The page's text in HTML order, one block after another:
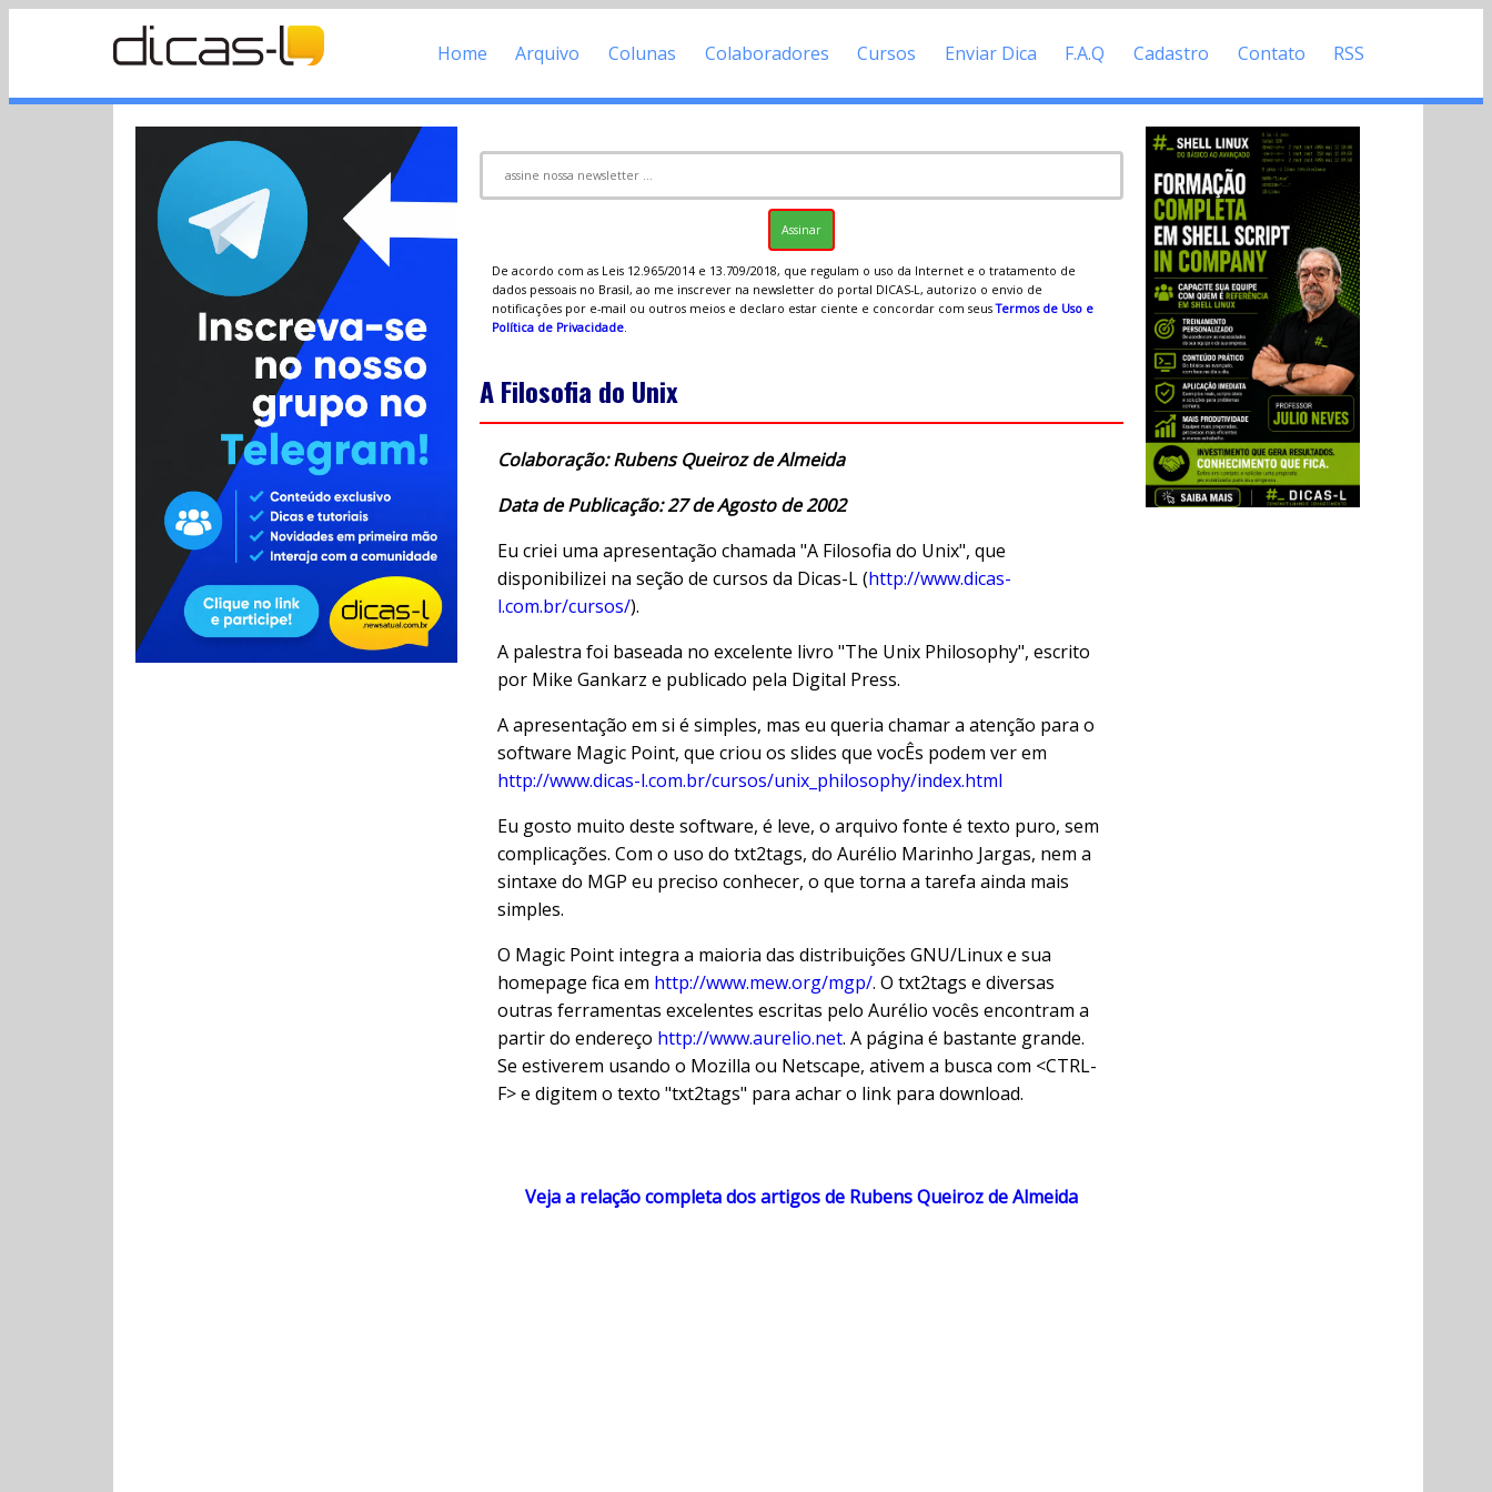
Home Arquivo Colunas Colaboradores Cursos Enviar Dica F.A.Q Cadastro Contato RSS
De acordo com as Leis 12.965/2014 e 13.709/2018, que regulam o uso da Internet e o tratamento de
dados pessoais no Brasil, ao me inscrever na newsletter do portal DICAS-L, autorizo o envio de
notificações por e-mail ou outros meios e declaro estar ciente e concordar com seusTermos de Uso e
Política de Privacidade.
A Filosofia do Unix
Colaboração: Rubens Queiroz de Almeida
Data de Publicação: 27 de Agosto de 2002
Eu criei uma apresentação chamada "A Filosofia do Unix", que
disponibilizei na seção de cursos da Dicas-L (http://www.dicas-
l.com.br/cursos/).
A palestra foi baseada no excelente livro "The Unix Philosophy", escrito
por Mike Gankarz e publicado pela Digital Press.
A apresentação em si é simples, mas eu queria chamar a atenção para o
software Magic Point, que criou os slides que vocÊs podem ver em
http://www.dicas-l.com.br/cursos/unix_philosophy/index.html
Eu gosto muito deste software, é leve, o arquivo fonte é texto puro, sem
complicações. Com o uso do txt2tags, do Aurélio Marinho Jargas, nem a
sintaxe do MGP eu preciso conhecer, o que torna a tarefa ainda mais
simples.
O Magic Point integra a maioria das distribuições GNU/Linux e sua
homepage fica em http://www.mew.org/mgp/. O txt2tags e diversas
outras ferramentas excelentes escritas pelo Aurélio vocês encontram a
partir do endereço http://www.aurelio.net. A página é bastante grande.
Se estiverem usando o Mozilla ou Netscape, ativem a busca com <CTRL-
F> e digitem o texto "txt2tags" para achar o link para download.
Veja a relação completa dos artigos de Rubens Queiroz de Almeida